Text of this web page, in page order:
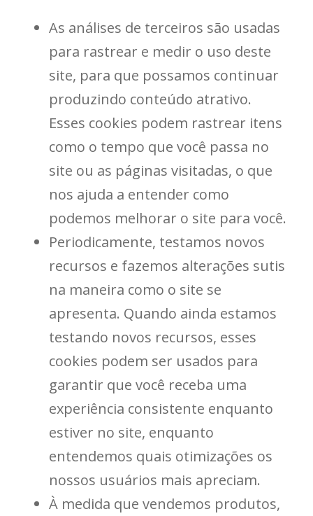
As análises de terceiros são usadas
para rastrear e medir o uso deste
site, para que possamos continuar
produzindo conteúdo atrativo.
Esses cookies podem rastrear itens
como o tempo que você passa no
site ou as páginas visitadas, o que
nos ajuda a entender como
podemos melhorar o site para você.
Periodicamente, testamos novos
recursos e fazemos alterações sutis
na maneira como o site se
apresenta. Quando ainda estamos
testando novos recursos, esses
cookies podem ser usados ​​para
garantir que você receba uma
experiência consistente enquanto
estiver no site, enquanto
entendemos quais otimizações os
nossos usuários mais apreciam.
À medida que vendemos produtos,